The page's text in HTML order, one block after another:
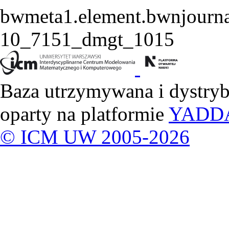
10_7151_dmgt_1015
Baza utrzymywana i
oparty na platformie
© ICM UW 2005-2026